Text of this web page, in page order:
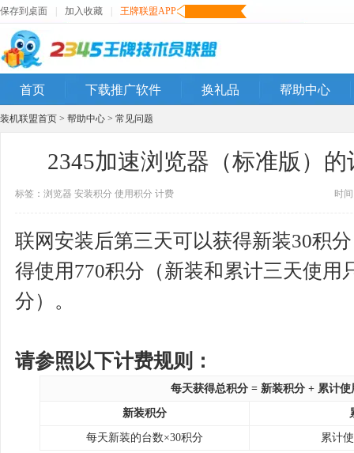
保存到桌面 加入收藏 王牌联盟APP
首页 下载推广软件 换礼品 帮助中心
装机联盟首页 > 帮助中心 > 常见问题
2345加速浏览器（标准版）
标签： 浏览器 安装积分 使用积分 计费 时
联网安装后第三天可以获得新装30积
得使用770积分（新装和累计三天使用
分）。
请参照以下计费规则：
每天获得总积分 = 新装积分 + 累计使
新装积分
每天新装的台数×30积分 累计